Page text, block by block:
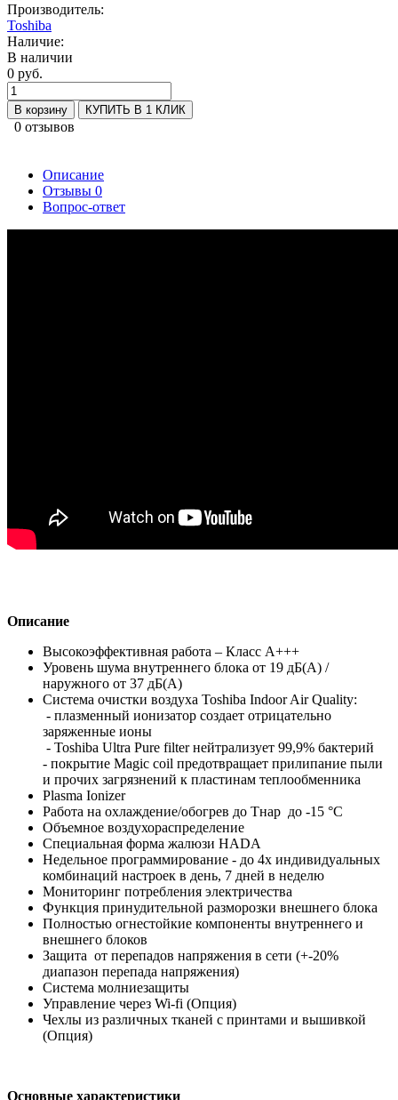
Производитель:
Toshiba
Наличие:
В наличии
0 руб.
В корзину КУПИТЬ В 1 КЛИК
0 отзывов
Описание
Отзывы 0
Вопрос-ответ
Описание
Высокоэффективная работа – Класс А+++
Уровень шума внутреннего блока от 19 дБ(А) /
наружного от 37 дБ(А)
Cистема очистки воздуха Toshiba Indoor Air Quality:
- плазменный ионизатор создает отрицательно
заряженные ионы
- Toshiba Ultra Pure filter нейтрализует 99,9% бактерий
- покрытие Magic coil предотвращает прилипание пыли
и прочих загрязнений к пластинам теплообменника
Plasma Ionizer
Работа на охлаждение/обогрев до Тнар до -15 °С
Объемное воздухораспределение
Cпециальная форма жалюзи HADA
Недельное программирование - до 4х индивидуальных
комбинаций настроек в день, 7 дней в неделю
Мониторинг потребления электричества
Функция принудительной разморозки внешнего блока
Полностью огнестойкие компоненты внутреннего и
внешнего блоков
Защита от перепадов напряжения в сети (+-20%
диапазон перепада напряжения)
Система молниезащиты
Управление через Wi-fi (Опция)
Чехлы из различных тканей с принтами и вышивкой
(Опция)
Основные характеристики